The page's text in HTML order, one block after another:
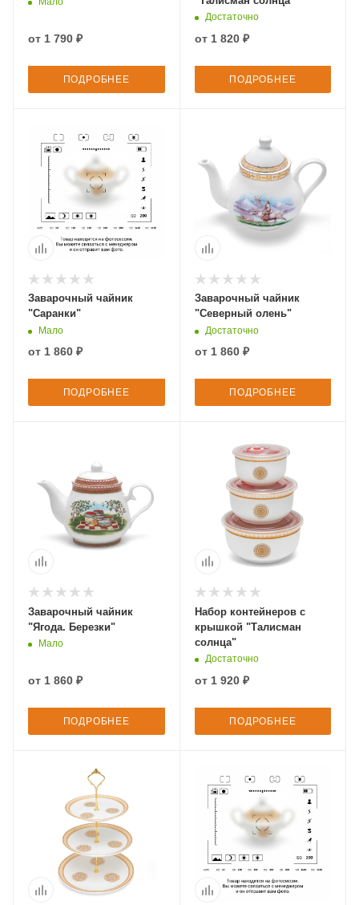
от 1 790 ₽
ПОДРОБНЕЕ
Достаточно
от 1 820 ₽
ПОДРОБНЕЕ
Заварочный чайник
"Саранки"
Мало
от 1 860 ₽
ПОДРОБНЕЕ
Заварочный чайник
"Северный олень"
Достаточно
от 1 860 ₽
ПОДРОБНЕЕ
Заварочный чайник
"Ягода. Березки"
Мало
от 1 860 ₽
ПОДРОБНЕЕ
Набор контейнеров с
крышкой "Талисман
солнца"
Достаточно
от 1 920 ₽
ПОДРОБНЕЕ